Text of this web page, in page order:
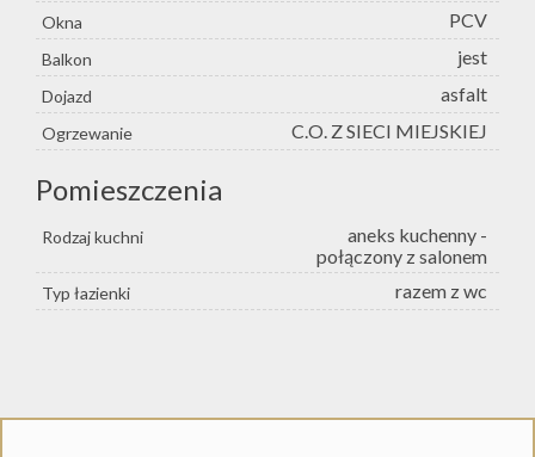
Okna PCV
Balkon jest
Dojazd asfalt
Ogrzewanie C.O. Z SIECI MIEJSKIEJ
Pomieszczenia
Rodzaj kuchni
aneks kuchenny -
połączony z salonem
Typ łazienki razem z wc